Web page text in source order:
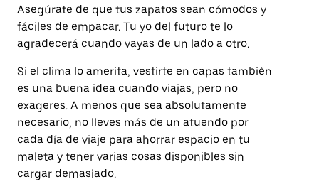
Asegúrate de que tus zapatos sean cómodos y
fáciles de empacar. Tu yo del futuro te lo
agradecerá cuando vayas de un lado a otro.
Si el clima lo amerita, vestirte en capas también
es una buena idea cuando viajas, pero no
exageres. A menos que sea absolutamente
necesario, no lleves más de un atuendo por
cada día de viaje para ahorrar espacio en tu
maleta y tener varias cosas disponibles sin
cargar demasiado.